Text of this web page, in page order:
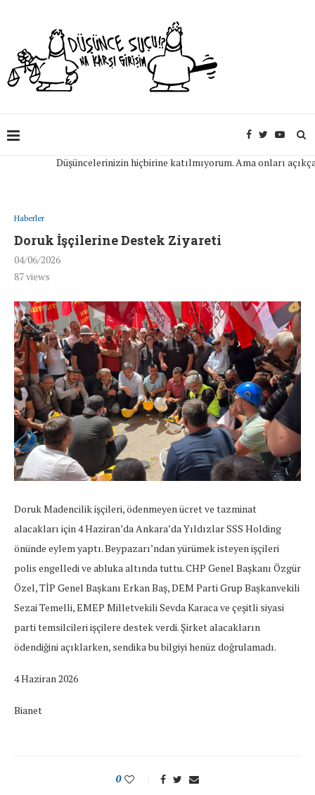
Düşüncelerinizin hiçbirine katılmıyorum. Ama onları açıkça
Haberler
Doruk İşçilerine Destek Ziyareti
04/06/2026
87views
Doruk Madencilik işçileri, ödenmeyen ücret ve tazminat
alacakları için 4 Haziran’da Ankara’da Yıldızlar SSS Holding
önünde eylem yaptı. Beypazarı’ndan yürümek isteyen işçileri
polis engelledi ve abluka altında tuttu. CHP Genel Başkanı Özgür
Özel, TİP Genel Başkanı Erkan Baş, DEM Parti Grup Başkanvekili
Sezai Temelli, EMEP Milletvekili Sevda Karaca ve çeşitli siyasi
parti temsilcileri işçilere destek verdi. Şirket alacakların
ödendiğini açıklarken, sendika bu bilgiyi henüz doğrulamadı.
4 Haziran 2026
Bianet
0